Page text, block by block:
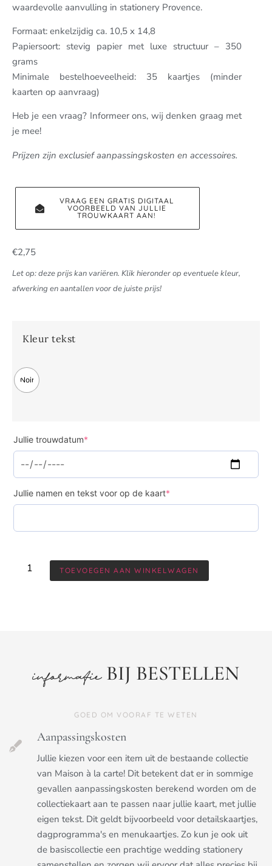
waardevolle aanvulling in stationery Provence.
Formaat: enkelzijdig ca. 10,5 x 14,8
Papiersoort: stevig papier met luxe structuur – 350
grams
Minimale bestelhoeveelheid: 35 kaartjes (minder
kaarten op aanvraag)
Heb je een vraag? Informeer ons, wij denken graag met
je mee!
Prijzen zijn exclusief aanpassingskosten en accessoires.
VRAAG EEN GRATIS DIGITAAL
VOORBEELD VAN JULLIE
TROUWKAART AAN!
€2,75
Let op: deze prijs kan variëren. Klik hieronder op eventuele kleur,
afwerking en aantallen voor de juiste prijs!
Kleur tekst
Noir
Jullie trouwdatum*
Jullie namen en tekst voor op de kaart*
TOEVOEGEN AAN WINKELWAGEN
informatieBIJ BESTELLEN
GOED OM VOORAF TE WETEN
Aanpassingskosten
Jullie kiezen voor een item uit de bestaande collectie
van Maison à la carte! Dit betekent dat er in sommige
gevallen aanpassingskosten berekend worden om de
collectiekaart aan te passen naar jullie kaart, met jullie
eigen tekst. Dit geldt bijvoorbeeld voor detailskaartjes,
dagprogramma's en menukaartjes. Zo kun je ook uit
de basiscollectie een prachtige wedding stationery